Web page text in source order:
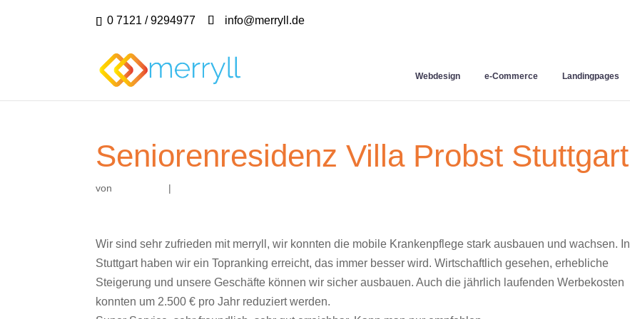
0 7121 / 9294977 info@merryll.de
Webdesign e-Commerce Landingpages
Seniorenresidenz Villa Probst Stuttgart
von |
Wir sind sehr zufrieden mit merryll, wir konnten die mobile Krankenpflege stark ausbauen und wachsen. In
Stuttgart haben wir ein Topranking erreicht, das immer besser wird. Wirtschaftlich gesehen, erhebliche
Steigerung und unsere Geschäfte können wir sicher ausbauen. Auch die jährlich laufenden Werbekosten
konnten um 2.500 € pro Jahr reduziert werden.